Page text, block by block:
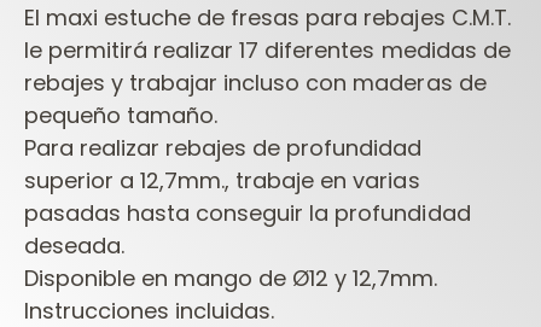
El maxi estuche de fresas para rebajes C.M.T.
le permitirá realizar 17 diferentes medidas de
rebajes y trabajar incluso con maderas de
pequeño tamaño.
Para realizar rebajes de profundidad
superior a 12,7mm., trabaje en varias
pasadas hasta conseguir la profundidad
deseada.
Disponible en mango de Ø12 y12,7mm.
Instrucciones incluidas.